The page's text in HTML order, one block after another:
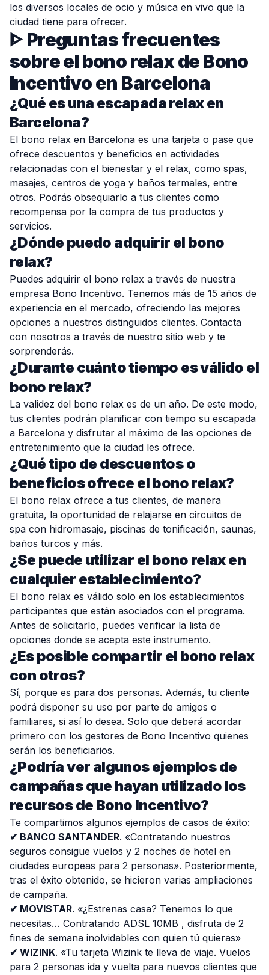
los diversos locales de ocio y música en vivo que la
ciudad tiene para ofrecer.
ᐈ Preguntas frecuentes
sobre el bono relax de Bono
Incentivo en Barcelona
¿Qué es una escapada relax en
Barcelona?
El bono relax en Barcelona es una tarjeta o pase que
ofrece descuentos y beneficios en actividades
relacionadas con el bienestar y el relax, como spas,
masajes, centros de yoga y baños termales, entre
otros. Podrás obsequiarlo a tus clientes como
recompensa por la compra de tus productos y
servicios.
¿Dónde puedo adquirir el bono
relax?
Puedes adquirir el bono relax a través de nuestra
empresa Bono Incentivo. Tenemos más de 15 años de
experiencia en el mercado, ofreciendo las mejores
opciones a nuestros distinguidos clientes. Contacta
con nosotros a través de nuestro sitio web y te
sorprenderás.
¿Durante cuánto tiempo es válido el
bono relax?
La validez del bono relax es de un año. De este modo,
tus clientes podrán planificar con tiempo su escapada
a Barcelona y disfrutar al máximo de las opciones de
entretenimiento que la ciudad les ofrece.
¿Qué tipo de descuentos o
beneficios ofrece el bono relax?
El bono relax ofrece a tus clientes, de manera
gratuita, la oportunidad de relajarse en circuitos de
spa con hidromasaje, piscinas de tonificación, saunas,
baños turcos y más.
¿Se puede utilizar el bono relax en
cualquier establecimiento?
El bono relax es válido solo en los establecimientos
participantes que están asociados con el programa.
Antes de solicitarlo, puedes verificar la lista de
opciones donde se acepta este instrumento.
¿Es posible compartir el bono relax
con otros?
Sí, porque es para dos personas. Además, tu cliente
podrá disponer su uso por parte de amigos o
familiares, si así lo desea. Solo que deberá acordar
primero con los gestores de Bono Incentivo quienes
serán los beneficiarios.
¿Podría ver algunos ejemplos de
campañas que hayan utilizado los
recursos de Bono Incentivo?
Te compartimos algunos ejemplos de casos de éxito:
✔ BANCO SANTANDER. «Contratando nuestros
seguros consigue vuelos y 2 noches de hotel en
ciudades europeas para 2 personas». Posteriormente,
tras el éxito obtenido, se hicieron varias ampliaciones
de campaña.
✔ MOVISTAR. «¿Estrenas casa? Tenemos lo que
necesitas… Contratando ADSL 10MB , disfruta de 2
fines de semana inolvidables con quien tú quieras»
✔ WIZINK. «Tu tarjeta Wizink te lleva de viaje. Vuelos
para 2 personas ida y vuelta para nuevos clientes que